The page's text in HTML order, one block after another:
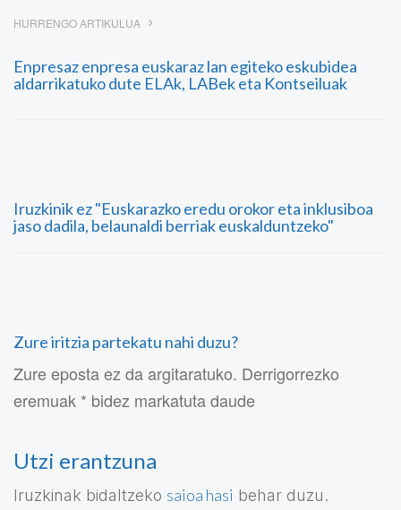
HURRENGO ARTIKULUA
Enpresaz enpresa euskaraz lan egiteko eskubidea
aldarrikatuko dute ELAk, LABek eta Kontseiluak
Iruzkinik ez "Euskarazko eredu orokor eta inklusiboa
jaso dadila, belaunaldi berriak euskalduntzeko"
Zure iritzia partekatu nahi duzu?
Zure eposta ez da argitaratuko. Derrigorrezko
eremuak * bidez markatuta daude
Utzi erantzuna
Iruzkinak bidaltzeko saioa hasi behar duzu.